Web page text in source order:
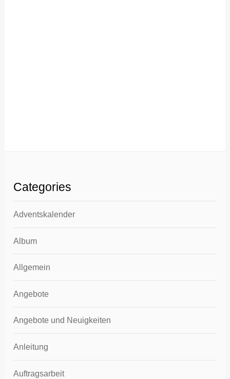
Categories
Adventskalender
Album
Allgemein
Angebote
Angebote und Neuigkeiten
Anleitung
Auftragsarbeit